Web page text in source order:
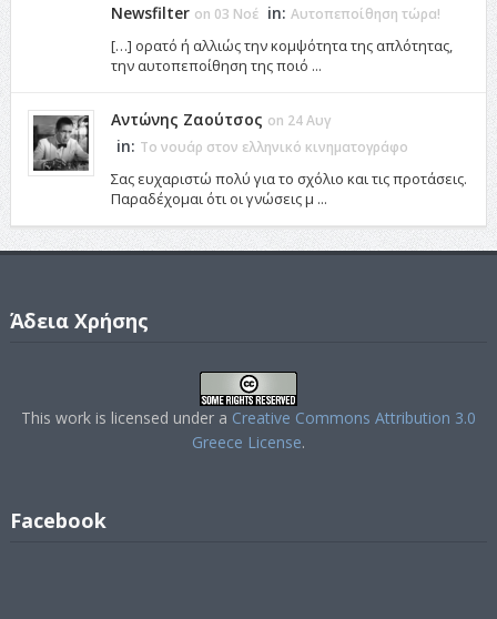
Newsfilter on 03 Νοέ in: Αυτοπεποίθηση τώρα!
[…] ορατό ή αλλιώς την κομψότητα της απλότητας,
την αυτοπεποίθηση της ποιό ...
Αντώνης Ζαούτσος on 24 Αυγ
in: Το νουάρ στον ελληνικό κινηματογράφο
Σας ευχαριστώ πολύ για το σχόλιο και τις προτάσεις.
Παραδέχομαι ότι οι γνώσεις μ ...
Άδεια Χρήσης
This work is licensed under a Creative Commons Attribution 3.0
Greece License.
Facebook